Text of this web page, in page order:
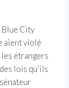
Blue City
aient violé
étrangers
lois qu'ils